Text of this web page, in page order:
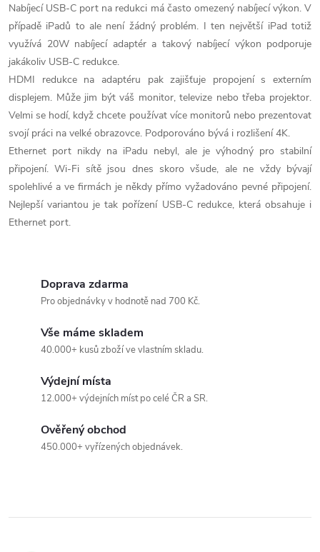
Nabíjecí USB-C port na redukci má často omezený nabíjecí výkon. V
případě iPadů to ale není žádný problém. I ten největší iPad totiž
využívá 20W nabíjecí adaptér a takový nabíjecí výkon podporuje
jakákoliv USB-C redukce.
HDMI redukce na adaptéru pak zajišťuje propojení s externím
displejem. Může jim být váš monitor, televize nebo třeba projektor.
Velmi se hodí, když chcete používat více monitorů nebo prezentovat
svojí práci na velké obrazovce. Podporováno bývá i rozlišení 4K.
Ethernet port nikdy na iPadu nebyl, ale je výhodný pro stabilní
připojení. Wi-Fi sítě jsou dnes skoro všude, ale ne vždy bývají
spolehlivé a ve firmách je někdy přímo vyžadováno pevné připojení.
Nejlepší variantou je tak pořízení USB-C redukce, která obsahuje i
Ethernet port.
Doprava zdarma
Pro objednávky v hodnotě nad 700 Kč.
Vše máme skladem
40.000+ kusů zboží ve vlastním skladu.
Výdejní místa
12.000+ výdejních míst po celé ČR a SR.
Ověřený obchod
450.000+ vyřízených objednávek.